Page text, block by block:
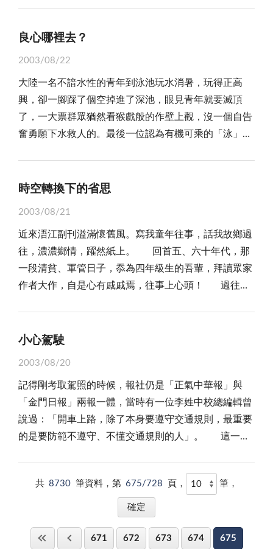
我要求、約束、理智，我們才能生活在「桃花源」般的
社會裡。
車輛遠遠即可望見的位置，打開警示閃燈告訴駕駛人
「槍」警戒。如此取締超速的「便民」措施無異「自廢
武功」。 至少還有測速照相機吧？基本上這是一種
根據人性心理弱點而設置的工具，雖然在相機所在位置
前某段距離即先以「前有測速照相」標示告知，但這樣
視新聞頻道「教導」民眾辨識測速照相機真偽，報導披
露台北市半數測速照相機是假的，還詳細比較真假相機
個小地方觀察是否有在「運作」？這樣的報導滿足了民
眾知的權利，卻也讓測速照相機的設置變得徒具形式。
己，非賴公權力無以節制，只是如今這些必要手段一一
國有地，有些則是地籍圖縮水和原登記面積不符，結果
成民怨。 地區土地問題之所以棘手，肇因於在民國
四十三年以後才有土地權狀，又因早年國軍戍守金馬，
因軍事需要借用、佔用民地，這些種種讓金門的土地問
題形成一筆爛帳，也因為如此，政府曾訂定安輔條例，
夠周延，導致有很多民眾土地一直要不回來，但也有一
因，試想，自己的土地要不回來，有辦法的人卻可以大
肆大筆的登記土地，而且竟然可以很容易取得土地所有
權，難怪要不回祖產土地的民眾會忿忿不平，感嘆社會
不公不義。 土地問題是不少金門鄉親心中的痛，如
吳立委所言，該是民眾的祖產，只要證據明確，就要依
法早日還地於民，超出常理的才應仔細考量審查，以免
良心哪裡去？
2003/08/22
大陸一名不諳水性的青年到泳池玩水消暑，玩得正高
興，卻一腳踩了個空掉進了深池，眼見青年就要滅頂
了，一大票群眾猶然看猴戲般的作壁上觀，沒一個自告
奮勇願下水救人的。最後一位認為有機可乘的「泳」士
年早已淪為波臣！ 跟這則「新」聞一樣，讀來讓人
山的途中，小女孩一個不小心掉進水洞，憂心如焚的母
親在試圖救人之際，站在牆頭的數十名觀光客不但袖手
旁觀，有些人更幸災樂禍的拿起攝影機猛拍，就像是在
拍電影一樣，活生生的把母女溺斃的鏡頭做了「忠實」
還一副待價而沽，準備把這血淚交織的畫面高價出讓的
情心。對很多人來說，見溺不救已夠讓人心寒了，能把
別人的生死拿來討價還價一番又無情的加以紀錄則更令
人吃驚。雖然，在今天這樣一個都市叢林，早有人不把
愛心當回事了，但真要這般「風吹不動天邊月」；真要
掉的人，才會如此這般「忘情所以」吧！ 如同那些
利慾薰心又迫不及待「取景」的「觀眾」們，他們的一
舉一動，已不是「沒良心」這三個字所能一語概括，他
們不但是「自掃門前雪」的「典型」，更是一切「醜
惡」的代表，在他們的身上，我們看到的除了自私，還
時空轉換下的省思
2003/08/21
近來浯江副刊溢滿懷舊風。寫我童年往事，話我故鄉過
往，濃濃鄉情，躍然紙上。 回首五、六十年代，那
一段清貧、軍管日子，忝為四年級生的吾輩，拜讀眾家
作者大作，自是心有戚戚焉，往事上心頭！ 過往歲
期，大家抱怨歸抱怨，也頗能共體時艱，最打緊的還是
為了活口。更難能可貴的是，在這種艱困環境下，全民
個個仍士氣高昂，愛國心不落人後，喊起「殺朱拔
毛」、「打倒萬惡共匪」，聲響雲霄，氣壯山河，在此
期間，地區也掀起一股囝仔從軍潮，君不見「第三士
下，我們已被「愚民」，甚至「牧化」，然而，任憑時
空轉換，愛國心總是愛國心，沒有國，那有家？這種人
類至情至性的偉大情操，誰說不是國家資產，也是我們
日，兩岸風雲丕變，大陸在改革、開放下，儼然已成
小心駕駛
2003/08/20
記得剛考取駕照的時候，報社仍是「正氣中華報」與
「金門日報」兩報一體，當時有一位李姓中校總編輯曾
說過：「開車上路，除了本身要遵守交通規則，最重要
的是要防範不遵守、不懂交通規則的人」。 這一句
易。因為，「十次車禍九次快，一次是意外！」絕大多
數的交通事故，皆因只顧自己前行，而忽略了左右支道
的人車；如果能養成減速慢行的習慣，遇岔口能停、
故將消弭於無形！ 大約是二個星期前的傍晚，我和
共 8730 筆資料，第 675/728 頁， 筆，
671 672 673 674 675